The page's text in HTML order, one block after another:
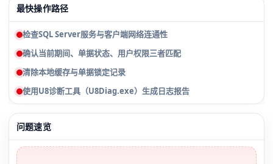
最快操作路径
检查SQL Server服务与客户端网络连通性
确认当前期间、单据状态、用户权限三者匹配
清除本地缓存与单据锁定记录
使用U8诊断工具（U8Diag.exe）生成日志报告
问题速览